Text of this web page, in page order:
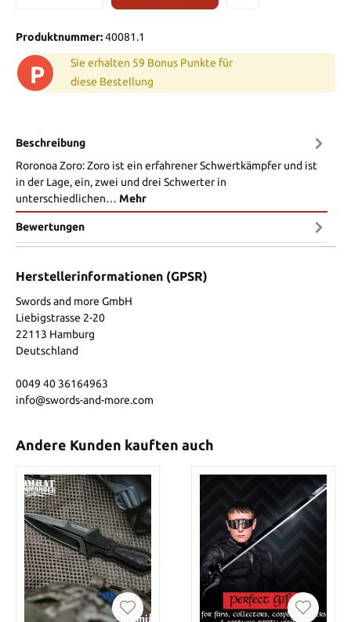
Produktnummer:40081.1
P
Sie erhalten 59 Bonus Punkte für
diese Bestellung
Beschreibung
Roronoa Zoro: Zoro ist ein erfahrener Schwertkämpfer und ist
in der Lage, ein, zwei und drei Schwerter in
unterschiedlichen… Mehr
Bewertungen
Herstellerinformationen (GPSR)
Swords and more GmbH
Liebigstrasse 2-20
22113 Hamburg
Deutschland
0049 40 36164963
info@swords-and-more.com
Andere Kunden kauften auch